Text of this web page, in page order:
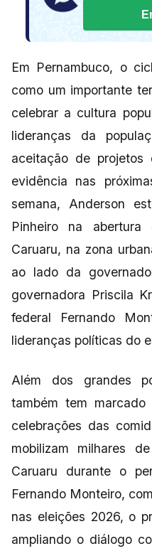
Em Pernambuco, o
como um importante
celebrar a cultura
lideranças da
aceitação de projetos
evidência nas
semana, Anderson
Pinheiro na
Caruaru, na zona
ao lado da
governadora Priscila
federal Fernando
lideranças políticas do
Além dos grandes
também tem marcado
celebrações das
mobilizam milhares
Caruaru durante o
Fernando Monteiro,
nas eleições 2026, o
ampliando o diálogo